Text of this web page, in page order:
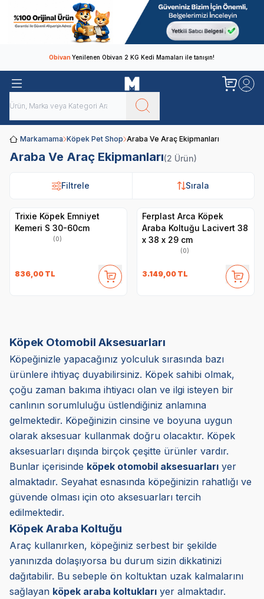
ObivanYenilenen Obivan 2 KG Kedi Mamaları ile tanışın!
Markamama Köpek Pet Shop Araba Ve Araç Ekipmanları
Araba Ve Araç Ekipmanları(2 Ürün)
Filtrele Sırala
Filtrele Sırala
Trixie Köpek Emniyet
Kemeri S 30-60cm
(0)
836,00 TL
Ferplast Arca Köpek
Araba Koltuğu Lacivert 38
x 38 x 29 cm
(0)
3.149,00 TL
Köpek Otomobil Aksesuarları
Köpeğinizle yapacağınız yolculuk sırasında bazı
ürünlere ihtiyaç duyabilirsiniz. Köpek sahibi olmak,
çoğu zaman bakıma ihtiyacı olan ve ilgi isteyen bir
canlının sorumluluğu üstlendiğiniz anlamına
gelmektedir. Köpeğinizin cinsine ve boyuna uygun
olarak aksesuar kullanmak doğru olacaktır. Köpek
aksesuarları dışında birçok çeşitte ürünler vardır.
Bunlar içerisinde köpek otomobil aksesuarları yer
almaktadır. Seyahat esnasında köpeğinizin rahatlığı ve
güvende olması için oto aksesuarları tercih
edilmektedir.
Köpek Araba Koltuğu
Araç kullanırken, köpeğiniz serbest bir şekilde
yanınızda dolaşıyorsa bu durum sizin dikkatinizi
dağıtabilir. Bu sebeple ön koltuktan uzak kalmalarını
sağlayan köpek araba koltukları yer almaktadır.